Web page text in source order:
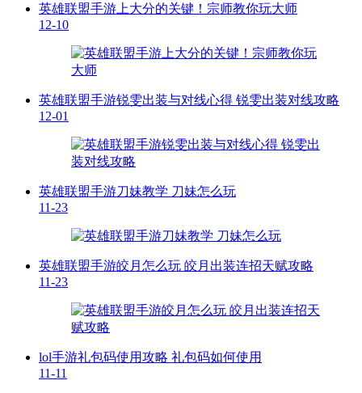
英雄联盟手游上大分的关键！宗师教你玩大师
12-10
英雄联盟手游锐雯出装与对线心得 锐雯出装对线攻略
12-01
英雄联盟手游刀妹教学 刀妹怎么玩
11-23
英雄联盟手游皎月怎么玩 皎月出装连招天赋攻略
11-23
lol手游礼包码使用攻略 礼包码如何使用
11-11